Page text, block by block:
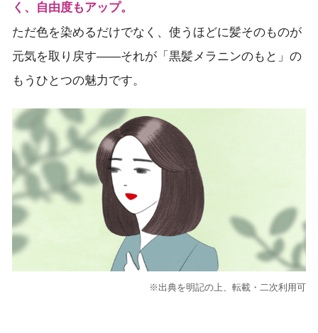
く、自由度もアップ。
ただ色を染めるだけでなく、使うほどに髪そのものが
元気を取り戻す——それが「黒髪メラニンのもと」の
もうひとつの魅力です。
※出典を明記の上、転載・二次利用可